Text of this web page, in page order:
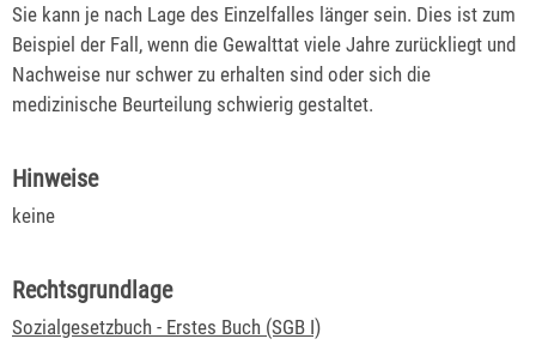
Sie kann je nach Lage des Einzelfalles länger sein. Dies ist zum
Beispiel der Fall, wenn die Gewalttat viele Jahre zurückliegt und
Nachweise nur schwer zu erhalten sind oder sich die
medizinische Beurteilung schwierig gestaltet.
Hinweise
keine
Rechtsgrundlage
Sozialgesetzbuch - Erstes Buch (SGB I)